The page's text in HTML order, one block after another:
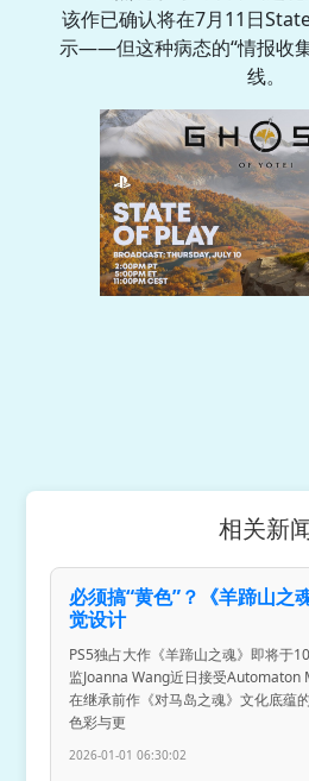
该作已确认将在7月11日
示——但这种病态的“情报收
线。
相关新
必须搞“黄色”？《羊蹄山之
觉设计
PS5独占大作《羊蹄山之魂》即将于
监Joanna Wang近日接受Automaton
在继承前作《对马岛之魂》文化底蕴
色彩与更
2026-01-01 06:30:02